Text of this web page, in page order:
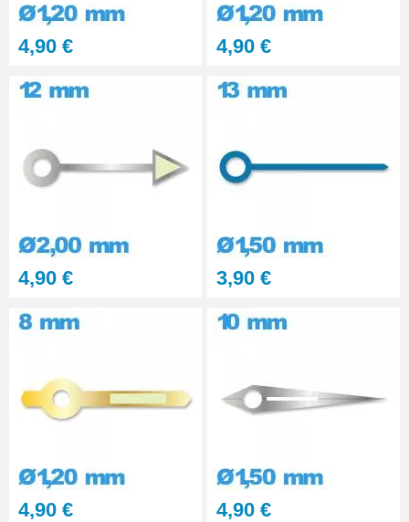
4,90 € 4,90 €
4,90 € 3,90 €
4,90 € 4,90 €